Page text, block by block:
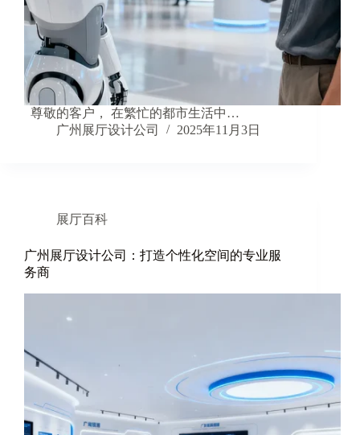
尊敬的客户， 在繁忙的都市生活中…
广州展厅设计公司
2025年11月3日
展厅百科
广州展厅设计公司：打造个性化空间的专业服
务商